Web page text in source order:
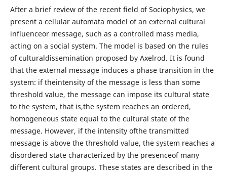
After a brief review of the recent field of Sociophysics, we
present a cellular automata model of an external cultural
influenceor message, such as a controlled mass media,
acting on a social system. The model is based on the rules
of culturaldissemination proposed by Axelrod. It is found
that the external message induces a phase transition in the
system: if theintensity of the message is less than some
threshold value, the message can impose its cultural state
to the system, that is,the system reaches an ordered,
homogeneous state equal to the cultural state of the
message. However, if the intensity ofthe transmitted
message is above the threshold value, the system reaches a
disordered state characterized by the presenceof many
different cultural groups. These states are described in the